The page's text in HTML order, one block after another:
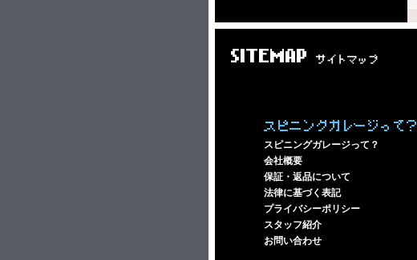
SITEMAP サイトマップ
スピニングガレージって？
スピニングガレージって？
会社概要
保証・返品について
法律に基づく表記
プライバシーポリシー
スタッフ紹介
お問い合わせ